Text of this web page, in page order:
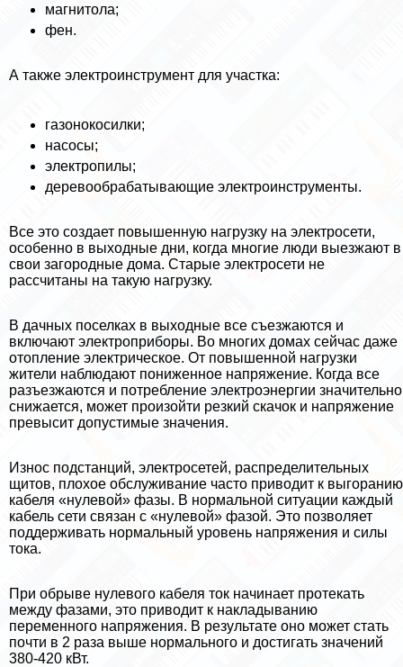
магнитола;
фен.
А также электроинструмент для участка:
газонокосилки;
насосы;
электропилы;
деревообpaбатывающие электроинструменты.
Все это создает повышенную нагрузку на электросети,
особенно в выходные дни, когда многие люди выезжают в
свои загородные дома. Старые электросети не
рассчитаны на такую нагрузку.
В дачных поселках в выходные все съезжаются и
включают электроприборы. Во многих домах сейчас даже
отопление электрическое. От повышенной нагрузки
жители наблюдают пониженное напряжение. Когда все
разъезжаются и потрeбление электроэнергии значительно
снижается, может произойти резкий скачок и напряжение
превысит допустимые значения.
Износ подстанций, электросетей, распределительных
щитов, плохое обслуживание часто приводит к выгоранию
кабеля «нулевой» фазы. В нормальной ситуации каждый
кабель сети связан с «нулевой» фазой. Это позволяет
поддерживать нормальный уровень напряжения и силы
тока.
При обрыве нулевого кабеля ток начинает протекать
между фазами, это приводит к накладыванию
переменного напряжения. В результате оно может стать
почти в 2 раза выше нормального и достигать значений
380-420 кВт.